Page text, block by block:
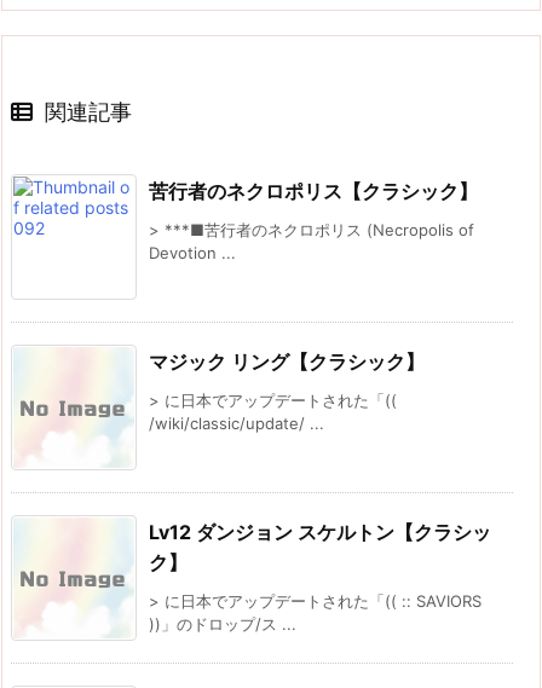
関連記事
苦行者のネクロポリス【クラシック】
> ***■苦行者のネクロポリス (Necropolis of
Devotion ...
マジック リング【クラシック】
> に日本でアップデートされた「((
/wiki/classic/update/ ...
Lv12 ダンジョン スケルトン【クラシッ
ク】
> に日本でアップデートされた「(( :: SAVIORS
))」のドロップ/ス ...